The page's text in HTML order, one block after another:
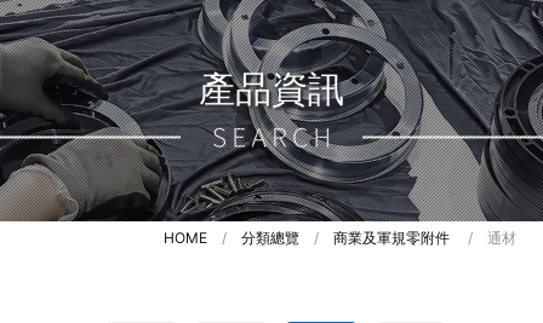
產品資訊
HOME/ 分類總覽/ 商業及軍規零附件/ 通材